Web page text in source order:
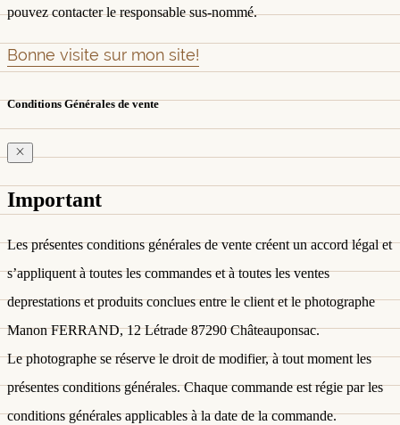
pouvez contacter le responsable sus-nommé.
Bonne visite sur mon site!
Conditions Générales de vente
Important
Les présentes conditions générales de vente créent un accord légal et
s’appliquent à toutes les commandes et à toutes les ventes
deprestations et produits conclues entre le client et le photographe
Manon FERRAND, 12 Létrade 87290 Châteauponsac.
Le photographe se réserve le droit de modifier, à tout moment les
présentes conditions générales. Chaque commande est régie par les
conditions générales applicables à la date de la commande.